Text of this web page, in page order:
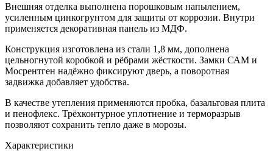
Внешняя отделка выполнена порошковым напылением,
усиленным цинкогрунтом для защиты от коррозии. Внутри
применяется декоративная панель из МДФ.
Конструкция изготовлена из стали 1,8 мм, дополнена
цельногнутой коробкой и рёбрами жёсткости. Замки САМ и
Мосрентген надёжно фиксируют дверь, а поворотная
задвижка добавляет удобства.
В качестве утепления применяются пробка, базальтовая плита
и пенофлекс. Трёхконтурное уплотнение и терморазрыв
позволяют сохранить тепло даже в морозы.
Характеристики